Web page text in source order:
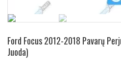
Ford Focus 2012-2018 Pavarų
Juoda)